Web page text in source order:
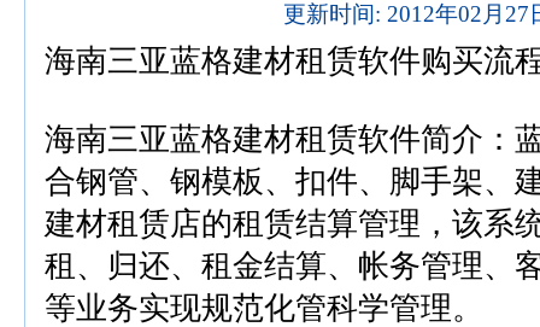
更新时间: 2012年02月
海南三亚蓝格建材租赁软件购买流
海南三亚蓝格建材租赁软件简介：
合钢管、钢模板、扣件、脚手架、
建材租赁店的租赁结算管理，该系
租、归还、租金结算、帐务管理、
等业务实现规范化管科学管理。